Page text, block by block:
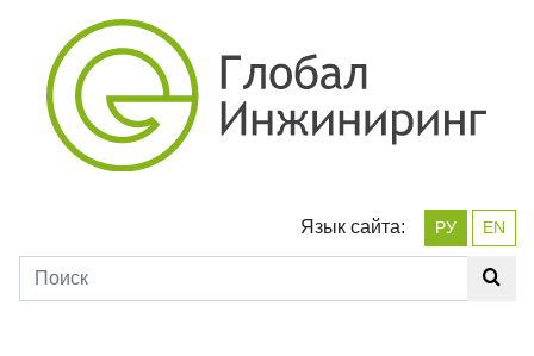
Язык сайта: РУ EN